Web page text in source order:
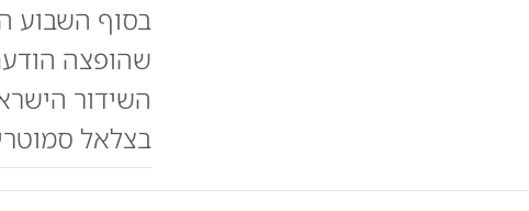
בסוף השבוע
השידור
בצלאל